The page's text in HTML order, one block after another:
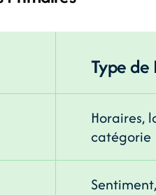
Type de
Horaires,
catégorie